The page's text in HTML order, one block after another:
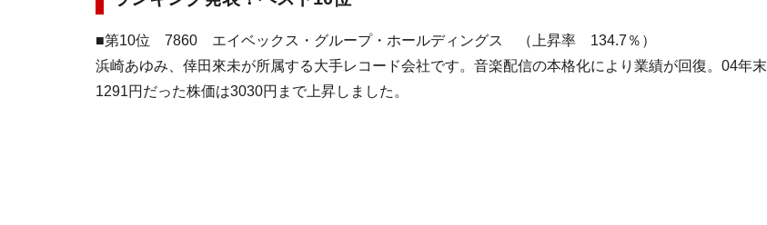
■第10位 7860 エイベックス・グループ・ホールディングス （上昇率 134.7％）
浜崎あゆみ、倖田來未が所属する大手レコード会社です。音楽配信の本格化により業績が回復。04年末
1291円だった株価は3030円まで上昇しました。